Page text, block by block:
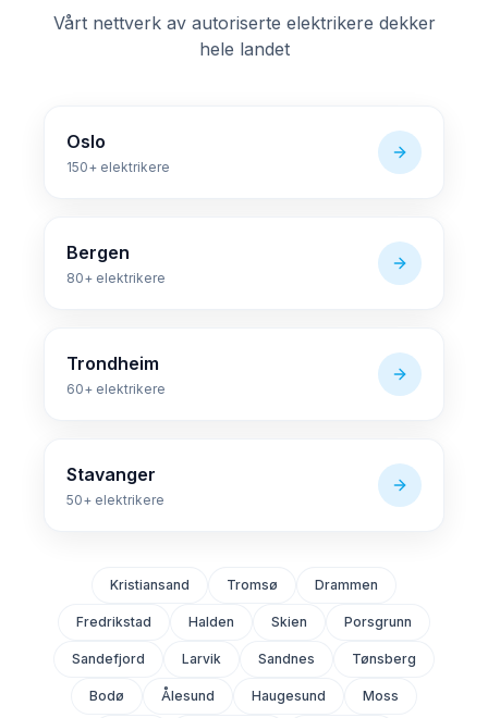
Vårt nettverk av autoriserte elektrikere dekker
hele landet
Oslo
150+ elektrikere
Bergen
80+ elektrikere
Trondheim
60+ elektrikere
Stavanger
50+ elektrikere
Kristiansand Tromsø Drammen
Fredrikstad Halden Skien Porsgrunn
Sandefjord Larvik Sandnes Tønsberg
Bodø Ålesund Haugesund Moss